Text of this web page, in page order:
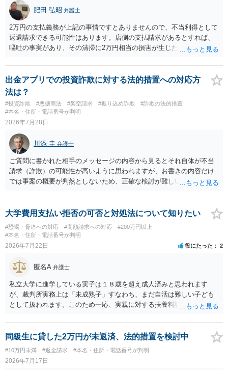
肥田 弘昭 弁護士
2万円の支払義務が上記の事情ですとありませんので、不当利得として
返還請求できる可能性はあります。店側の支払請求があるとすれば、
嘔吐の事実があり、その清掃に2万円相当の損害が生じた場合です。ご
出金アプリでの投資詐欺に対する法的措置への対応方
法は？
#投資詐欺 #悪徳商法 #架空請求 #振り込め詐欺
#詐欺の法的措置
#本名・住所・電話番号が判明
2026年7月28日
川添 圭 弁護士
ご質問に書かれた相手のメッセージの内容から見るとそれ自体が不当
請求（詐欺）の可能性が高いように思われますが、お書きの内容だけ
では事案の概要が判然としないため、正確な検討が難しいです。例え
画面を見て貰いながらアドバイスう受けた方が確実です。
大学費用支払い拒否の可否と対処法について知りたい
#恐喝・脅迫への対応 #高額請求への対応
#200万円以上
#本名・住所・電話番号が判明
2026年7月22日 役にたった 2
匿名A 弁護士
私立大学に進学している実子は１８歳を超え成人済みと思われます
が、裁判所実務上は「未成熟子」すなわち、まだ自活は難しい子ども
として扱われます。このため一応、実親に対する扶養料請求として法
者宛に養育費を支払っており、当該養育費は実子の進学費用の趣旨も
一部含まれています。また、私立大学進学について貴殿が了解したわ
けではないという事情も存在します。 こうした場合には、支払を拒ん
だとしても学費の請求が裁判所によって強制される可能性は低いとい
えます。 以上整理したとおり、貴殿の事情を説明し支払えないと実子
同級生に貸した2万円が未返済、法的措置を検討中
#10万円未満 #返金請求 #本名・住所・電話番号が判明
2026年7月17日